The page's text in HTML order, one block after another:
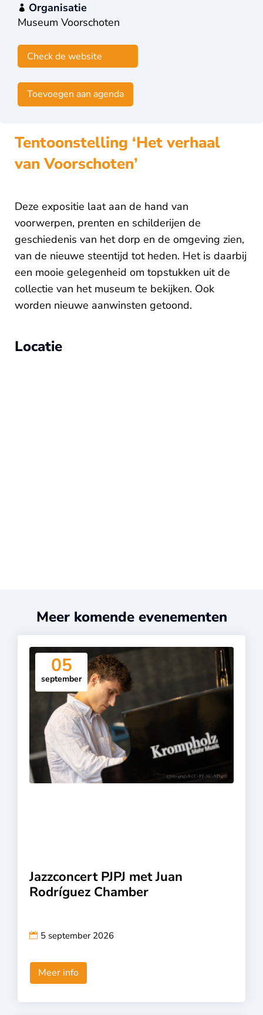
Tentoonstelling ‘Het verhaal
van Voorschoten’
Deze expositie laat aan de hand van
voorwerpen, prenten en schilderijen de
geschiedenis van het dorp en de omgeving zien,
van de nieuwe steentijd tot heden. Het is daarbij
een mooie gelegenheid om topstukken uit de
collectie van het museum te bekijken. Ook
worden nieuwe aanwinsten getoond.
Locatie
Organisatie
Museum Voorschoten
Check de website
Toevoegen aan agenda
Meer komende evenementen
05
september
Jazzconcert PJPJ met Juan
Rodríguez Chamber
5 september 2026
Meer info